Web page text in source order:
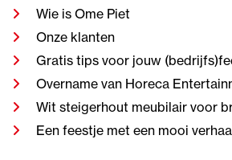
Wie is Ome Piet
Onze klanten
Gratis tips voor jouw
Overname van Horeca
Wit steigerhout meubilair voor
Een feestje met een mooi